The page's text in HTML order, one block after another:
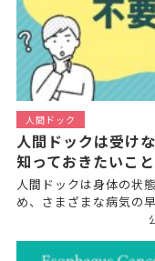
人間ドック
人間ドックは受け
知っておきたいこ
人間ドックは身体の状
め、さまざまな病気の